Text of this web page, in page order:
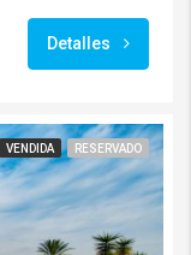
Detalles
VENDIDA RESERVADO